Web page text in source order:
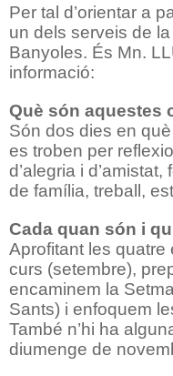
Per tal d’orientar a
un dels serveis de
Banyoles. És Mn.
informació:
Què són aquestes
Són dos dies en
es troben per
d’alegria i
de família, treball,
Cada quan són i
Aprofitant les quatre
curs (setembre),
encaminem la
Sants) i enfoquem
També n’hi ha
diumenge de